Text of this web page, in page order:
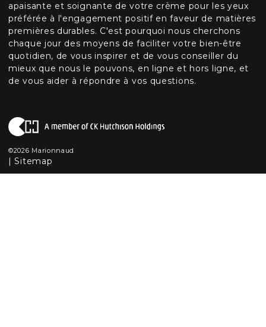
apaisante et soignante de votre crème pour les yeux
préférée à l'engagement positif en faveur de matières
premières durables. C'est pourquoi nous cherchons
chaque jour des moyens de faciliter votre bien-être
quotidien, de vous inspirer et de vous conseiller du
mieux que nous le pouvons, en ligne et hors ligne, et
de vous aider à répondre à vos questions.
©2026 Marionnaud
|Sitemap